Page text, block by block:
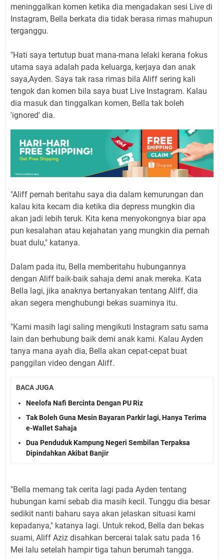
meninggalkan komen ketika dia mengadakan sesi Live di
Instagram, Bella berkata dia tidak berasa rimas mahupun
terganggu.
"Hati saya tertutup buat mana-mana lelaki kerana fokus
utama saya adalah pada keluarga, kerjaya dan anak
saya,Ayden. Saya tak rasa rimas bila Aliff sering kali
tengok dan komen bila saya buat Live Instagram. Kalau
dia masuk dan tinggalkan komen, Bella tak boleh
'ignored' dia.
"Aliff pernah beritahu saya dia dalam kemurungan dan
kalau kita kecam dia ketika dia depress mungkin dia
akan jadi lebih teruk. Kita kena menyokongnya biar apa
pun kesalahan atau kejahatan yang mungkin dia pernah
buat dulu," katanya.
Dalam pada itu, Bella memberitahu hubungannya
dengan Aliff baik-baik sahaja demi anak mereka. Kata
Bella lagi, jika anaknya bertanyakan tentang Aliff, dia
akan segera menghubungi bekas suaminya itu.
"Kami masih lagi saling mengikuti Instagram satu sama
lain dan berhubung baik demi anak kami. Kalau Ayden
tanya mana ayah dia, Bella akan cepat-cepat buat
panggilan video dengan Aliff.
BACA JUGA
Neelofa Nafi Bercinta Dengan PU Riz
Tak Boleh Guna Mesin Bayaran Parkir lagi, Hanya Terima
e-Wallet Sahaja
Dua Penduduk Kampung Negeri Sembilan Terpaksa
Dipindahkan Akibat Banjir
"Bella memang tak cerita lagi pada Ayden tentang
hubungan kami sebab dia masih kecil. Tunggu dia besar
sedikit nanti baharu saya akan jelaskan situasi kami
kepadanya," katanya lagi. Untuk rekod, Bella dan bekas
suami, Aliff Aziz disahkan bercerai talak satu pada 16
Mei lalu setelah hampir tiga tahun berumah tangga.